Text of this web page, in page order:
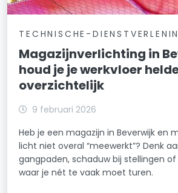
TECHNISCHE-
Magazijnverlichting in
houd je je werkvloer
overzichtelijk
9 februari 2026
Heb je een magazijn in Beverwijk en
licht niet overal “meewerkt”? Denk
gangpaden, schaduw bij stellingen of
waar je nét te vaak moet turen.